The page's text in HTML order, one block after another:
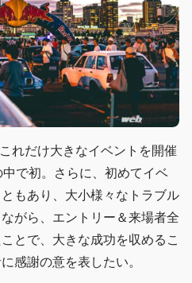
れだけ大きなイベントを開催
で初。さらに、初めてイベ
もあり、大小様々なトラブル
がら、エントリー＆来場者全
とで、大きな成功を収めるこ
感謝の意を表したい。